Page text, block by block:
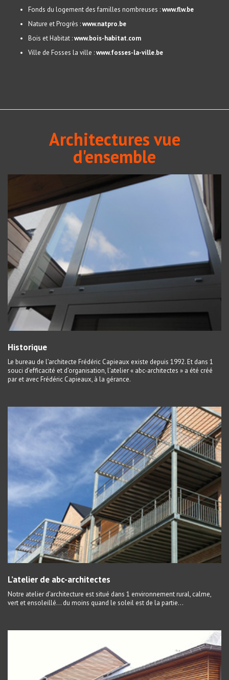
Fonds du logement des familles nombreuses :www.flw.be
Nature et Progrès :www.natpro.be
Bois et Habitat :www.bois-habitat.com
Ville de Fosses la ville :www.fosses-la-ville.be
Architectures vue
d'ensemble
Historique
Le bureau de l’architecte Frédéric Capieaux existe depuis 1992. Et dans 1
souci d’efficacité et d’organisation, l’atelier « abc-architectes » a été créé
par et avec Frédéric Capieaux, à la gérance.
L’atelier de abc-architectes
Notre atelier d’architecture est situé dans 1 environnement rural, calme,
vert et ensoleillé… du moins quand le soleil est de la partie...